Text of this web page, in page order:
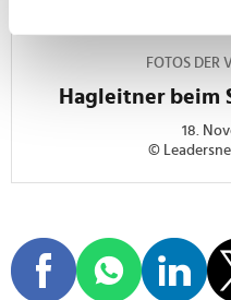
bestimmten
Erfahren Sie mehr
verarbeitet werden, und
Abschnitt Einzelheiten
zu können und die Zugriffe
analysieren. Außerdem
Verwendung unserer
FOTOS DER
Hagleitner beim
18.
©